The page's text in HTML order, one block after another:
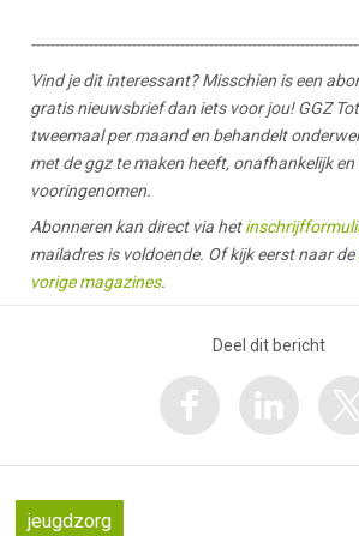
Vind je dit interessant? Misschien is een
gratis nieuwsbrief dan iets voor jou! GGZ
tweemaal per maand en behandelt
met de ggz te maken heeft, onafhankelijk en
vooringenomen.
Abonneren kan direct via het
mailadres is voldoende. Of kijk eerst naar de
vorige magazines.
Deel dit bericht
jeugdzorg